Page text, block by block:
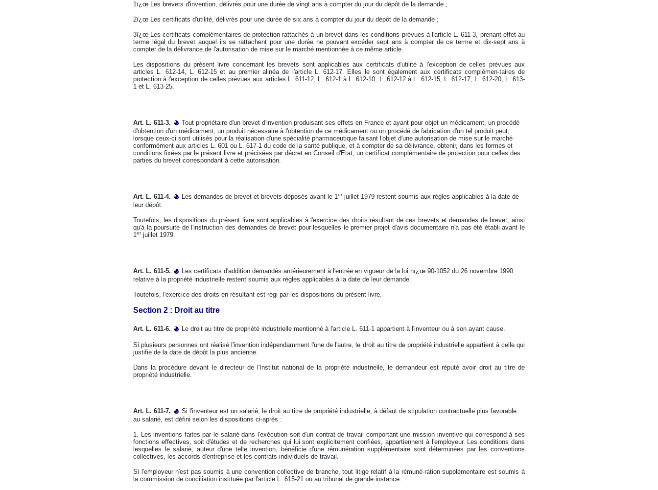
1ï¿œ Les brevets d'invention, délivrés pour une durée de vingt ans à compter du jour du dépôt de la demande ;
2ï¿œ Les certificats d'utilité, délivrés pour une durée de six ans à compter du jour du dépôt de la demande ;
3ï¿œ Les certificats complémentaires de protection rattachés à un brevet dans les conditions prévues à l'article L. 611-3, prenant effet au
terme légal du brevet auquel ils se rattachent pour une durée ne pouvant excéder sept ans à compter de ce terme et dix-sept ans à
compter de la délivrance de l'autorisation de mise sur le marché mentionnée à ce même article.
Les dispositions du présent livre concernant les brevets sont applicables aux certificats d'utilité à l'exception de celles prévues aux
articles L. 612-14, L. 612-15 et au premier alinéa de l'article L. 612-17. Elles le sont également aux certificats complémen-taires de
protection à l'exception de celles prévues aux articles L. 611-12, L. 612-1 à L. 612-10, L. 612-12 à L. 612-15, L. 612-17, L. 612-20, L. 613-
1 et L. 613-25.
Art. L. 611-3.
Tout propriétaire d'un brevet d'invention produisant ses effets en France et ayant pour objet un médicament, un procédé
d'obtention d'un médicament, un produit nécessaire à l'obtention de ce médicament ou un procédé de fabrication d'un tel produit peut,
lorsque ceux-ci sont utilisés pour la réalisation d'une spécialité pharmaceutique faisant l'objet d'une autorisation de mise sur le marché
conformément aux articles L. 601 ou L. 617-1 du code de la santé publique, et à compter de sa délivrance, obtenir, dans les formes et
conditions fixées par le présent livre et précisées par décret en Conseil d'Etat, un certificat complémentaire de protection pour celles des
parties du brevet correspondant à cette autorisation.
Art. L. 611-4. Les demandes de brevet et brevets déposés avant le 1erjuillet 1979 restent soumis aux règles applicables à la date de
leur dépôt.
Toutefois, les dispositions du présent livre sont applicables à l'exercice des droits résultant de ces brevets et demandes de brevet, ainsi
qu'à la poursuite de l'instruction des demandes de brevet pour lesquelles le premier projet d'avis documentaire n'a pas été établi avant le
1erjuillet 1979.
Art. L. 611-5.
Les certificats d'addition demandés antérieurement à l'entrée en vigueur de la loi nï¿œ 90-1052 du 26 novembre 1990
relative à la propriété industrielle restent soumis aux règles applicables à la date de leur demande.
Toutefois, l'exercice des droits en résultant est régi par les dispositions du présent livre.
Section 2 : Droit au titre
Art. L. 611-6. Le droit au titre de propriété industrielle mentionné à l'article L. 611-1 appartient à l'inventeur ou à son ayant cause.
Si plusieurs personnes ont réalisé l'invention indépendamment l'une de l'autre, le droit au titre de propriété industrielle appartient à celle qui
justifie de la date de dépôt la plus ancienne.
Dans la procédure devant le directeur de l'Institut national de la propriété industrielle, le demandeur est réputé avoir droit au titre de
propriété industrielle.
Art. L. 611-7.
Si l'inventeur est un salarié, le droit au titre de propriété industrielle, à défaut de stipulation contractuelle plus favorable
au salarié, est défini selon les dispositions ci-après :
1. Les inventions faites par le salarié dans l'exécution soit d'un contrat de travail comportant une mission inventive qui correspond à ses
fonctions effectives, soit d'études et de recherches qui lui sont explicitement confiées, appartiennent à l'employeur. Les conditions dans
lesquelles le salarié, auteur d'une telle invention, bénéficie d'une rémunération supplémentaire sont déterminées par les conventions
collectives, les accords d'entreprise et les contrats individuels de travail.
Si l'employeur n'est pas soumis à une convention collective de branche, tout litige relatif à la rémuné-ration supplémentaire est soumis à
la commission de conciliation instituée par l'article L. 615-21 ou au tribunal de grande instance.